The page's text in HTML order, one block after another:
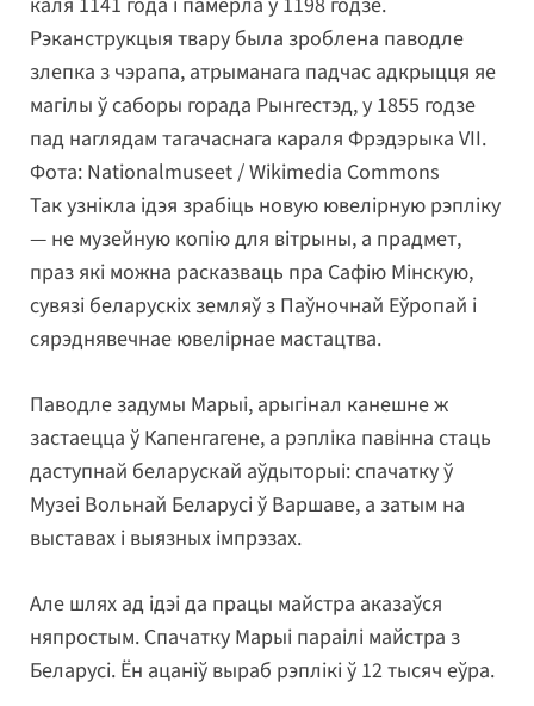
Рэканструкцыя твару была зроблена паводле
злепка з чэрапа, атрыманага падчас адкрыцця яе
магілы ў саборы горада Рынгестэд, у 1855 годзе
пад наглядам тагачаснага караля Фрэдэрыка VII.
Фота: Nationalmuseet / Wikimedia Commons
Так узнікла ідэя зрабіць новую ювелірную рэпліку
— не музейную копію для вітрыны, а прадмет,
праз які можна расказваць пра Сафію Мінскую,
сувязі беларускіх земляў з Паўночнай Еўропай і
сярэднявечнае ювелірнае мастацтва.
Паводле задумы Марыі, арыгінал канешне ж
застаецца ў Капенгагене, а рэпліка павінна стаць
даступнай беларускай аўдыторыі: спачатку ў
Музеі Вольнай Беларусі ў Варшаве, а затым на
выставах і выязных імпрэзах.
Але шлях ад ідэі да працы майстра аказаўся
няпростым. Спачатку Марыі параілі майстра з
Беларусі. Ён ацаніў выраб рэплікі ў 12 тысяч еўра.